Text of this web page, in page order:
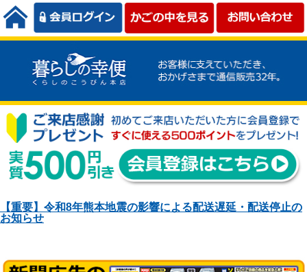
【重要】令和8年熊本地震の影響による配送遅延・配送停止の
お知らせ